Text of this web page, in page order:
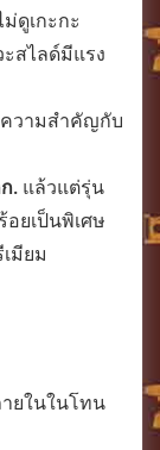
ดูเกะกะ
ะสไลด์มีแรง
ความสำคัญกับ
. แล้วแต่รุ่น
อยเป็นพิเศษ
มียม
ยในในโทน